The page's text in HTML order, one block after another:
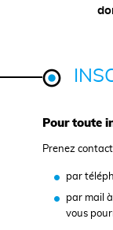
Pour toute
Prenez
par
par mail
vous